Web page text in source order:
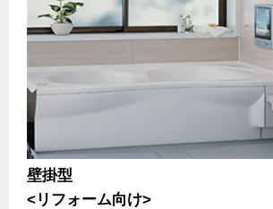
壁掛型
<リフォーム向け>